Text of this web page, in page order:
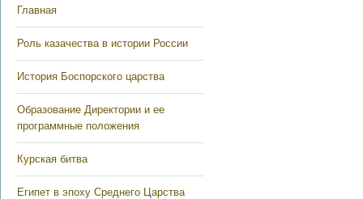
Главная
Роль казачества в истории России
История Боспорского царства
Образование Директории и ее
программные положения
Курская битва
Египет в эпоху Среднего Царства